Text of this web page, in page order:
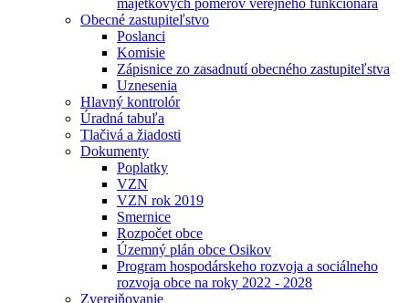
majetkových pomerov verejného funkcionára
Obecné zastupiteľstvo
Poslanci
Komisie
Zápisnice zo zasadnutí obecného zastupiteľstva
Uznesenia
Hlavný kontrolór
Úradná tabuľa
Tlačivá a žiadosti
Dokumenty
Poplatky
VZN
VZN rok 2019
Smernice
Rozpočet obce
Územný plán obce Osikov
Program hospodárskeho rozvoja a sociálneho
rozvoja obce na roky 2022 - 2028
Zverejňovanie